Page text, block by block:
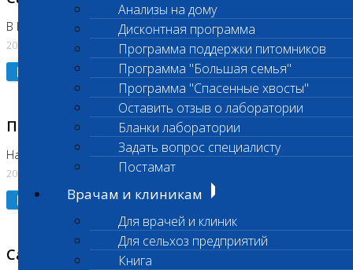
Анализы на дому
Дисконтная программа
Программа поддержки питомников
Программа "Большая семья"
Программа "Спасенные хвосты"
Оставить отзыв о лаборатории
Бланки лаборатории
Задать вопрос специалисту
Постамат
Врачам и клиникам
Для врачей и клиник
Для сельхоз предприятий
Книга
В Коломне 20.07.2026
20.07.2026
Подробнее
Приостановлено выполнение исследования
На Нагорной
20.07.2026
Подробнее
Санитарный день